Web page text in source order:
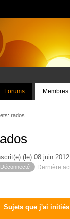
Forums Membres
rados
(le) 08 juin 2012
Déconnecté Dernière
Sujets que j'ai initiés